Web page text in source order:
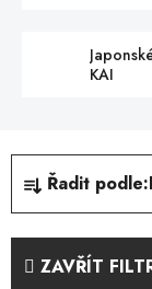
KAI
Ř
z
Řadit podle:
ZAVŘÍT